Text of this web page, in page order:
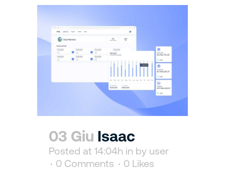
03 Giu Isaac
Posted at 14:04h in by user
0 Comments
0 Likes